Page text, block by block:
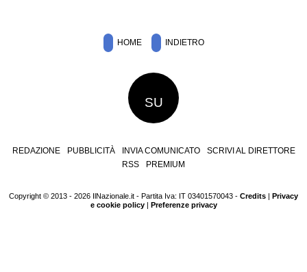
HOME INDIETRO
SU
REDAZIONE PUBBLICITÀ INVIA COMUNICATO
SCRIVI AL DIRETTORE
RSS
PREMIUM
Copyright © 2013 - 2026 IlNazionale.it - Partita Iva: IT 03401570043 - Credits | Privacy
e cookie policy| Preferenze privacy